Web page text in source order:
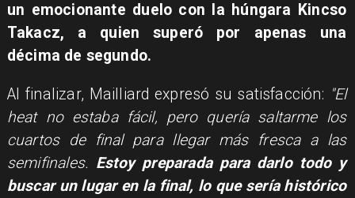
un emocionante duelo con la húngara Kincso
Takacz, a quien superó por apenas una
décima de segundo.
Al finalizar, Mailliard expresó su satisfacción: "El
heat no estaba fácil, pero quería saltarme los
cuartos de final para llegar más fresca a las
semifinales. Estoy preparada para darlo todo y
buscar un lugar en la final, lo que sería histórico